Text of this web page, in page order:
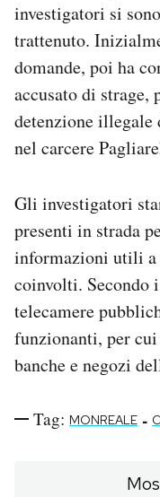
investigatori si
trattenuto.
domande, poi ha
accusato di strage,
detenzione illegale
nel carcere
Gli investigatori
presenti in strada
informazioni utili
coinvolti. Secondo
telecamere
funzionanti, per
banche e negozi
Tag: MONREALE -